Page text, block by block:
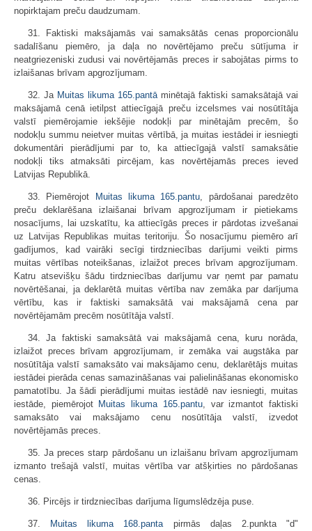
nopirktajam preču daudzumam.
31. Faktiski maksājamās vai samaksātās cenas proporcionālu
sadalīšanu piemēro, ja daļa no novērtējamo preču sūtījuma ir
neatgriezeniski zudusi vai novērtējamās preces ir sabojātas pirms to
izlaišanas brīvam apgrozījumam.
32. Ja Muitas likuma 165.pantāminētajā faktiski samaksātajā vai
maksājamā cenā ietilpst attiecīgajā preču izcelsmes vai nosūtītāja
valstī piemērojamie iekšējie nodokļi par minētajām precēm, šo
nodokļu summu neietver muitas vērtībā, ja muitas iestādei ir iesniegti
dokumentāri pierādījumi par to, ka attiecīgajā valstī samaksātie
nodokļi tiks atmaksāti pircējam, kas novērtējamās preces ieved
Latvijas Republikā.
33. Piemērojot Muitas likuma 165.pantu, pārdošanai paredzēto
preču deklarēšana izlaišanai brīvam apgrozījumam ir pietiekams
nosacījums, lai uzskatītu, ka attiecīgās preces ir pārdotas izvešanai
uz Latvijas Republikas muitas teritoriju. Šo nosacījumu piemēro arī
gadījumos, kad vairāki secīgi tirdzniecības darījumi veikti pirms
muitas vērtības noteikšanas, izlaižot preces brīvam apgrozījumam.
Katru atsevišķu šādu tirdzniecības darījumu var ņemt par pamatu
novērtēšanai, ja deklarētā muitas vērtība nav zemāka par darījuma
vērtību, kas ir faktiski samaksātā vai maksājamā cena par
novērtējamām precēm nosūtītāja valstī.
34. Ja faktiski samaksātā vai maksājamā cena, kuru norāda,
izlaižot preces brīvam apgrozījumam, ir zemāka vai augstāka par
nosūtītāja valstī samaksāto vai maksājamo cenu, deklarētājs muitas
iestādei pierāda cenas samazināšanas vai palielināšanas ekonomisko
pamatotību. Ja šādi pierādījumi muitas iestādē nav iesniegti, muitas
iestāde, piemērojot Muitas likuma 165.pantu, var izmantot faktiski
samaksāto vai maksājamo cenu nosūtītāja valstī, izvedot
novērtējamās preces.
35. Ja preces starp pārdošanu un izlaišanu brīvam apgrozījumam
izmanto trešajā valstī, muitas vērtība var atšķirties no pārdošanas
cenas.
36. Pircējs ir tirdzniecības darījuma līgumslēdzēja puse.
37. Muitas likuma 168.pantapirmās daļas 2.punkta "d"